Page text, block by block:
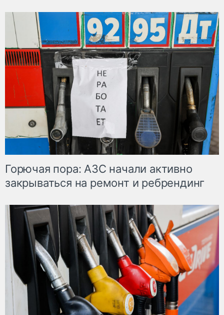
Горючая пора: АЗС начали активно
закрываться на ремонт и ребрендинг